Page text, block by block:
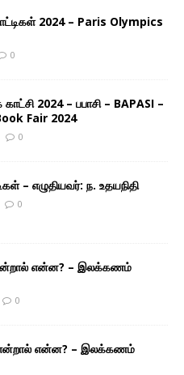
2024 – Paris Olympics
0
2024 – பபாசி – BAPASI –
Fair 2024
0
– எழுதியவர்: ந. உதயநிதி
0
என்ன? – இலக்கணம்
0
என்ன? – இலக்கணம்